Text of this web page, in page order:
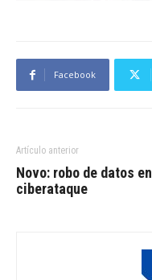
Facebook
Artículo anterior
Novo: robo de datos en
ciberataque